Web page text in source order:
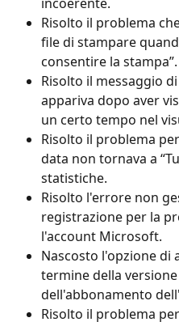
Risolto il problema
file di stampare
consentire la stampa”.
Risolto il messaggio
appariva dopo aver
un certo tempo nel
Risolto il problema
data non tornava a
statistiche.
Risolto l'errore non
registrazione per la
l'account Microsoft.
Nascosto l'opzione di
termine della
dell'abbonamento
Risolto il problema